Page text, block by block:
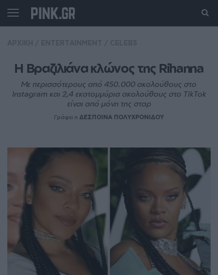
H Βραζιλιάνα κλώνος της Rihanna
Με περισσότερους από 450.000 ακολούθους στο
Instagram και 2,4 εκατομμύρια ακολούθους στο TikTok
είναι από μόνη της σταρ
Γράφει η ΔΕΣΠΟΙΝΑ ΠΟΛΥΧΡΟΝΙΔΟΥ